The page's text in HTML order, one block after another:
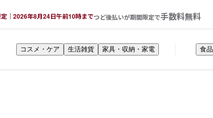
｜2026年8月24日午前10時までつど後払いが期間限定で手数料無料
コスメ・ケア 生活雑貨 家具・収納・家電 食品